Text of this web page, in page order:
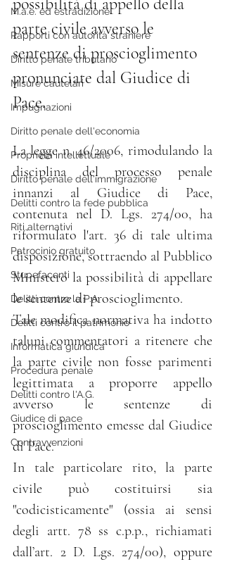
M.a.e. ed estradizione
Rapporti con autorità straniere
Diritto penale tributario
Misure cautelari
Impugnazioni
Diritto penale dell'economia
Proprietà intellettuale
Diritto penale dell'immigrazione
Delitti contro la fede pubblica
Riti alternativi
Patrocinio gratuito
Stupefacenti
Delitti contro la P.A.
Delitti contro il patrimonio
Informatica giuridica
Procedura penale
Delitti contro l'A.G.
Giudice di pace
Contravvenzioni
parte civile avverso le
sentenze di proscioglimento
pronunciate dal Giudice di
Pace.
La legge n. 46/2006, rimodulando la
disciplina del processo penale
innanzi al Giudice di Pace,
contenuta nel D. Lgs. 274/00, ha
riformulato l'art. 36 di tale ultima
disposizione, sottraendo al Pubblico
Ministero la possibilità di appellare
le sentenze di proscioglimento.
Tale modifica normativa ha indotto
taluni commentatori a ritenere che
la parte civile non fosse parimenti
legittimata a proporre appello
avverso le sentenze di
proscioglimento emesse dal Giudice
di Pace.
In tale particolare rito, la parte
civile può costituirsi sia
"codicisticamente" (ossia ai sensi
degli artt. 78 ss c.p.p., richiamati
dall’art. 2 D. Lgs. 274/00), oppure